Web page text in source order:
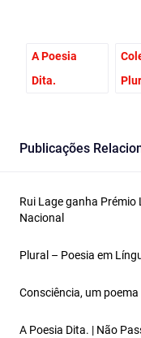
A Poesia
Dita.
Publicações
Rui Lage ganha
Nacional
Plural – Poesia em
Consciência, um poema
A Poesia Dita. | Não